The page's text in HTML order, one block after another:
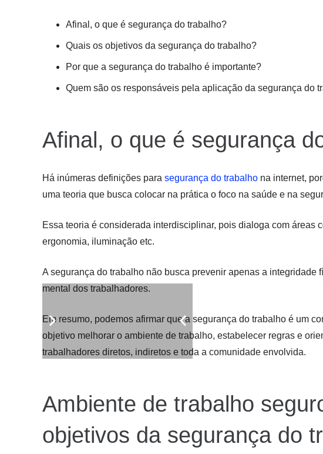
Afinal, o que é segurança do trabalho?
Quais os objetivos da segurança do trabalho?
Por que a segurança do trabalho é importante?
Quem são os responsáveis pela aplicação da segurança do
Afinal, o que é segurança
Há inúmeras definições para segurança do trabalho na internet,
uma teoria que busca colocar na prática o foco na saúde e na
Essa teoria é considerada interdisciplinar, pois dialoga com áreas
ergonomia, iluminação etc.
A segurança do trabalho não busca prevenir apenas a integridade
mental dos trabalhadores.
Em resumo, podemos afirmar que a segurança do trabalho é um
objetivo melhorar o ambiente de trabalho, estabelecer regras e
trabalhadores diretos, indiretos e toda a comunidade envolvida.
Ambiente de trabalho
objetivos da segurança do